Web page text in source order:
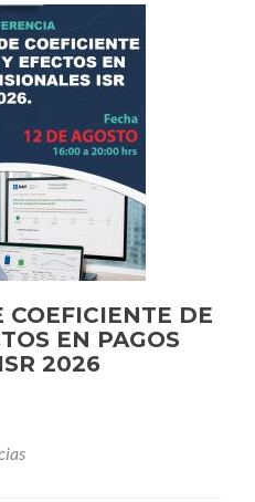
DE
EN PAGOS
2026